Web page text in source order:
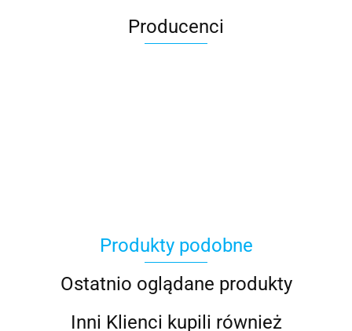
Producenci
100%
Produkty podobne
Ostatnio oglądane produkty
Inni Klienci kupili również